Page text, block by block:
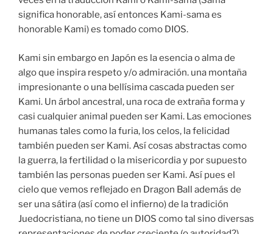
significa honorable, así entonces Kami-sama es
honorable Kami) es tomado como DIOS.
Kami sin embargo en Japón es la esencia o alma de
algo que inspira respeto y/o admiración. una montaña
impresionante o una bellísima cascada pueden ser
Kami. Un árbol ancestral, una roca de extraña forma y
casi cualquier animal pueden ser Kami. Las emociones
humanas tales como la furia, los celos, la felicidad
también pueden ser Kami. Así cosas abstractas como
la guerra, la fertilidad o la misericordia y por supuesto
también las personas pueden ser Kami. Así pues el
cielo que vemos reflejado en Dragon Ball además de
ser una sátira (así como el infierno) de la tradición
Juedocristiana, no tiene un DIOS como tal sino diversas